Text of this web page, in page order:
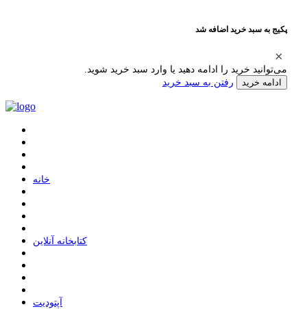
پکیج به سبد خرید اضافه شد
می‌توانید خرید را ادامه دهید یا وارد سبد خرید شوید.
ادامه خرید رفتن به سبد خرید
ﺧﺎﻧﻪ
ﮐﺘﺎﺑﺨﺎﻧﻪ ﺁﻧﻼﯾﻦ
ﺁﭘﺘﻮﺩﯾﺖ